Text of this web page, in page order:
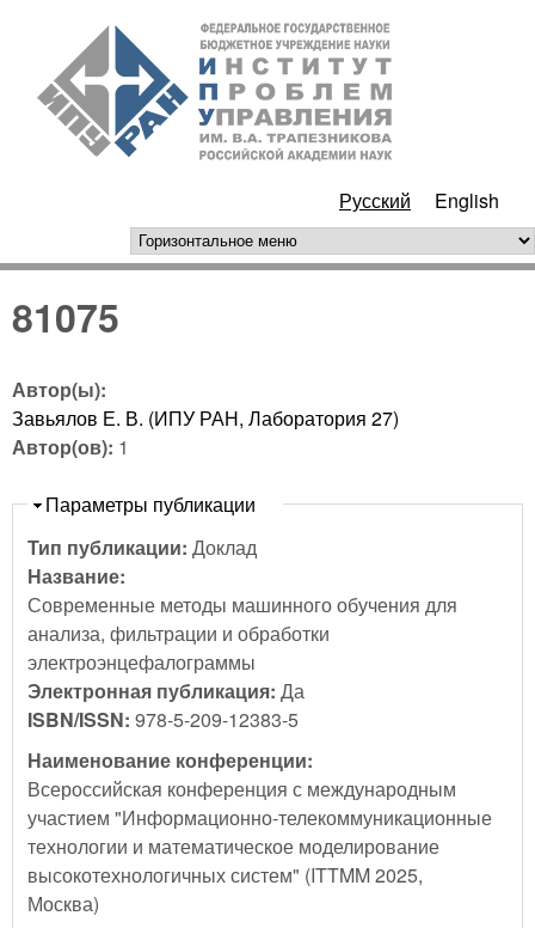
Перейти к основному
содержанию
РАН
Русский English
горизонтальное меню
81075
Автор(ы):
Завьялов Е. В. (ИПУ РАН, Лаборатория 27)
Автор(ов): 1
Скрыть
Параметры публикации
Тип публикации: Доклад
Название:
Современные методы машинного обучения для
анализа, фильтрации и обработки
электроэнцефалограммы
Электронная публикация: Да
ISBN/ISSN: 978-5-209-12383-5
Наименование конференции:
Всероссийская конференция с международным
участием "Информационно-телекоммуникационные
технологии и математическое моделирование
высокотехнологичных систем" (ITTMM 2025,
Москва)